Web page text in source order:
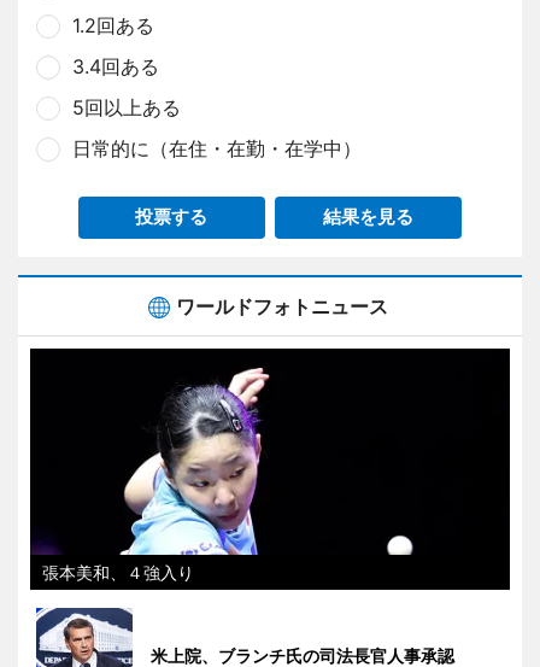
1.2回ある
3.4回ある
5回以上ある
日常的に（在住・在勤・在学中）
投票する 結果を見る
ワールドフォトニュース
張本美和、４強入り
米上院、ブランチ氏の司法長官人事承認